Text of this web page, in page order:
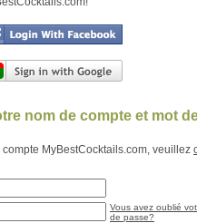
nom de compte et mot
MyBestCocktails.com, veuillez
Vous avez oublié
de passe?